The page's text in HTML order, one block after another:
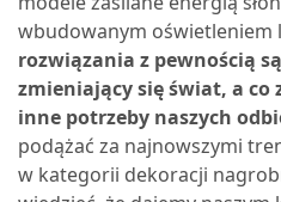
wbudowanym oświetleniem
rozwiązania z pewnością
zmieniający się świat, a co
inne potrzeby naszych
podążać za najnowszymi
w kategorii dekoracji